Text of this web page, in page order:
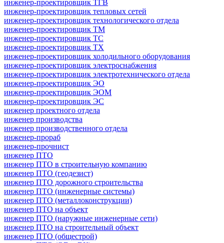
инженер-проектировщик ТГВ
инженер-проектировщик тепловых сетей
инженер-проектировщик технологического отдела
инженер-проектировщик ТМ
инженер-проектировщик ТС
инженер-проектировщик ТХ
инженер-проектировщик холодильного оборудования
инженер-проектировщик электроснабжения
инженер-проектировщик электротехнического отдела
инженер-проектировщик ЭО
инженер-проектировщик ЭОМ
инженер-проектировщик ЭС
инженер проектного отдела
инженер производства
инженер производственного отдела
инженер-прораб
инженер-прочнист
инженер ПТО
инженер ПТО в строительную компанию
инженер ПТО (геодезист)
инженер ПТО дорожного строительства
инженер ПТО (инженерные системы)
инженер ПТО (металлоконструкции)
инженер ПТО на объект
инженер ПТО (наружные инженерные сети)
инженер ПТО на строительный объект
инженер ПТО (общестрой)